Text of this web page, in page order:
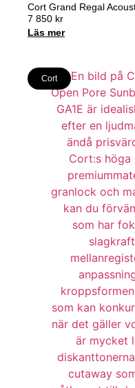
Cort Grand Regal
7 850 kr
Läs mer
Cort